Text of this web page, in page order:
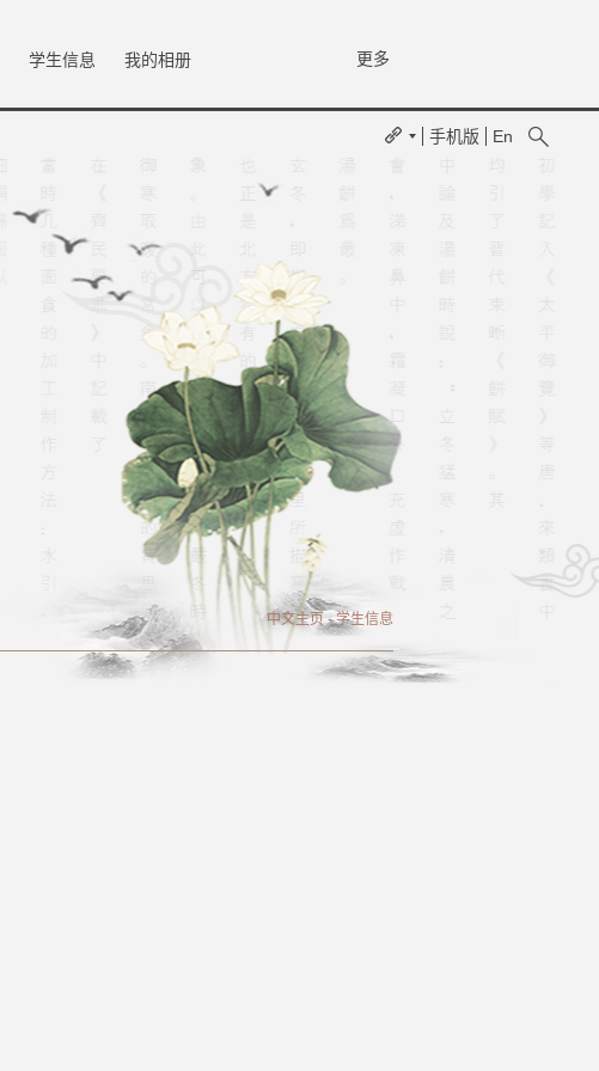
学生信息 我的相册 更多
手机版 En
中文主页-学生信息